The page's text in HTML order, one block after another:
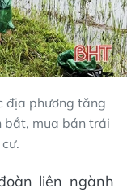
địa phương tăng
bắt, mua bán trái
liên ngành